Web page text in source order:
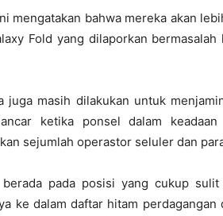
mengatakan bahwa mereka akan
Fold yang dilaporkan
juga masih dilakukan untuk
ketika ponsel dalam
sejumlah operastor seluler dan
pada posisi yang cukup
ke dalam daftar hitam